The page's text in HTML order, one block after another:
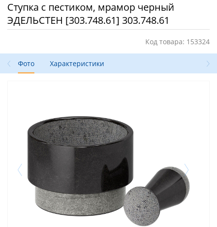
Ступка с пестиком, мрамор черный
ЭДЕЛЬСТЕН [303.748.61] 303.748.61
Код товара: 153324
Фото Характеристики